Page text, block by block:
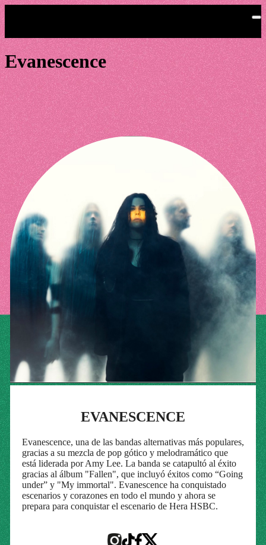
Evanescence
EVANESCENCE
Evanescence, una de las bandas alternativas más populares,
gracias a su mezcla de pop gótico y melodramático que
está liderada por Amy Lee. La banda se catapultó al éxito
gracias al álbum "Fallen", que incluyó éxitos como “Going
under” y "My immortal". Evanescence ha conquistado
escenarios y corazones en todo el mundo y ahora se
prepara para conquistar el escenario de Hera HSBC.